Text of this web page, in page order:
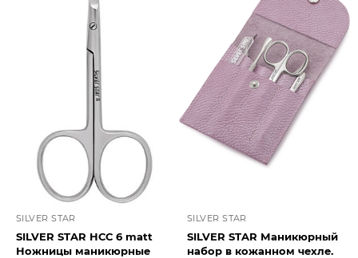
SILVER STAR
SILVER STAR НСС 6 matt
Ножницы маникюрные
SILVER STAR
SILVER STAR Маникюрный
набор в кожанном чехле.